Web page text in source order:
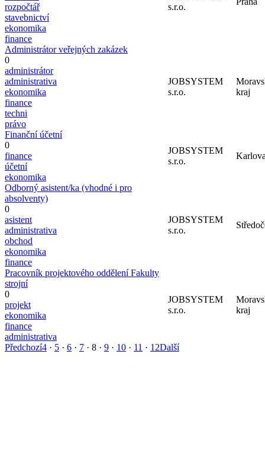
rozpočtář
stavebnictví
ekonomika
finance
s.r.o.
Administrátor veřejných zakázek
0
administrátor
administrativa
ekonomika
finance
techni
právo
JOBSYSTEM
s.r.o.
kraj
Finanční účetní
0
finance
účetní
ekonomika
JOBSYSTEM
s.r.o.
Odborný asistent/ka (vhodné i pro
absolventy)
0
asistent
administrativa
obchod
ekonomika
finance
JOBSYSTEM
s.r.o.
Pracovník projektového oddělení Fakulty
strojní
0
projekt
ekonomika
finance
administrativa
JOBSYSTEM
s.r.o.
kraj
Předchozí4 · 5 · 6 · 7 · 8 · 9 · 10 · 11 · 12Další